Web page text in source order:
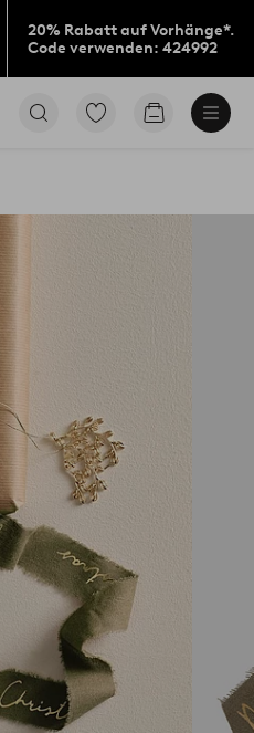
20% Rabatt auf Vorhänge*.
Code verwenden: 424992
Zu
Produkten
Zum